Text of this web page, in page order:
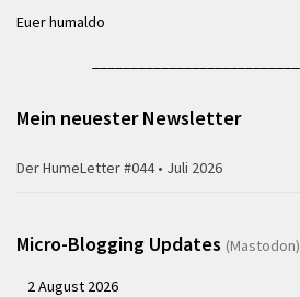
Euer humaldo
Mein neuester Newsletter
Der HumeLetter #044 • Juli 2026
Micro-Blogging Updates (Mastodon)
2 August 2026